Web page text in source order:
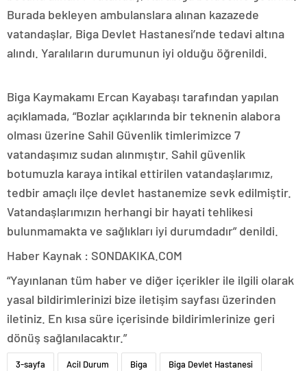
Burada bekleyen ambulanslara alınan kazazede
vatandaşlar, Biga Devlet Hastanesi’nde tedavi altına
alındı. Yaralıların durumunun iyi olduğu öğrenildi.
Biga Kaymakamı Ercan Kayabaşı tarafından yapılan
açıklamada, “Bozlar açıklarında bir teknenin alabora
olması üzerine Sahil Güvenlik timlerimizce 7
vatandaşımız sudan alınmıştır. Sahil güvenlik
botumuzla karaya intikal ettirilen vatandaşlarımız,
tedbir amaçlı ilçe devlet hastanemize sevk edilmiştir.
Vatandaşlarımızın herhangi bir hayati tehlikesi
bulunmamakta ve sağlıkları iyi durumdadır” denildi.
Haber Kaynak : SONDAKIKA.COM
“Yayınlanan tüm haber ve diğer içerikler ile ilgili olarak
yasal bildirimlerinizi bize iletişim sayfası üzerinden
iletiniz. En kısa süre içerisinde bildirimlerinize geri
dönüş sağlanılacaktır.”
3-sayfa Acil Durum Biga Biga Devlet Hastanesi